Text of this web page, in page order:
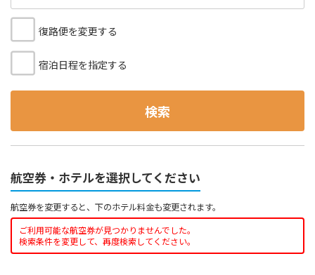
復路便を変更する
宿泊日程を指定する
検索
航空券・ホテルを選択してください
航空券を変更すると、下のホテル料金も変更されます。
ご利用可能な航空券が見つかりませんでした。
検索条件を変更して、再度検索してください。